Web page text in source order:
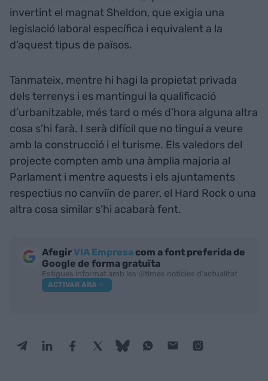
invertint el magnat Sheldon, que exigia una
legislació laboral específica i equivalent a la
d’aquest tipus de països.
Tanmateix, mentre hi hagi la propietat privada
dels terrenys i es mantingui la qualificació
d’urbanitzable, més tard o més d’hora alguna altra
cosa s’hi farà. I serà difícil que no tingui a veure
amb la construcció i el turisme. Els valedors del
projecte compten amb una àmplia majoria al
Parlament i mentre aquests i els ajuntaments
respectius no canviïn de parer, el Hard Rock o una
altra cosa similar s’hi acabarà fent.
AfegirVIA Empresa com a font preferida de
Google de forma gratuïta
Estigues informat amb les últimes notícies d'actualitat
ACTIVAR ARA